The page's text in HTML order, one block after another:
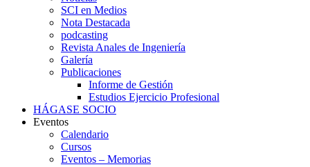
SCI en Medios
Nota Destacada
podcasting
Revista Anales de Ingeniería
Galería
Publicaciones
Informe de Gestión
Estudios Ejercicio Profesional
HÁGASE SOCIO
Eventos
Calendario
Cursos
Eventos – Memorias